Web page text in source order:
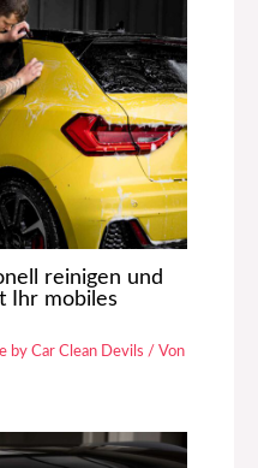
reinigen und
Ihr mobiles
by Car Clean Devils / Von